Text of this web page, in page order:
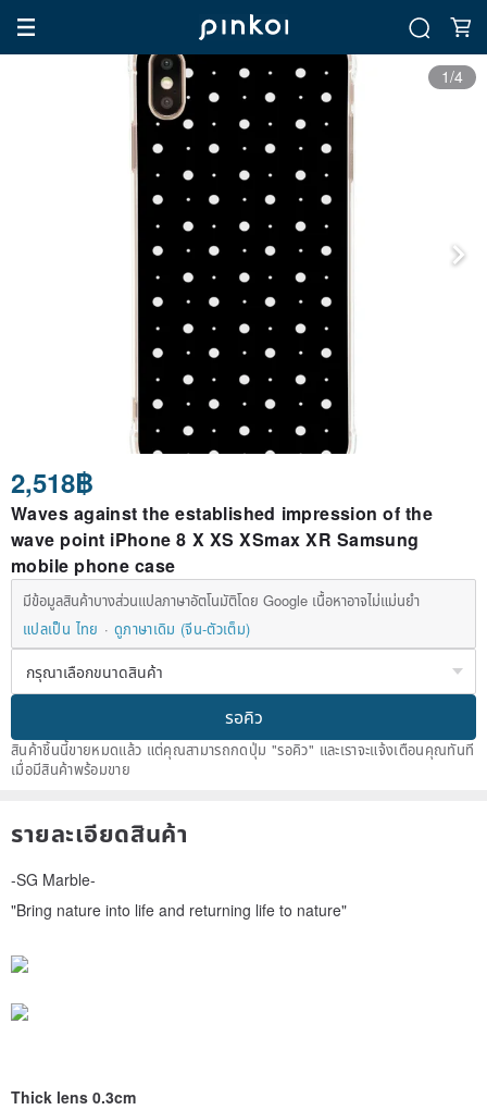
1/4
2,518฿
Waves against the established impression of the
wave point iPhone 8 X XS XSmax XR Samsung
mobile phone case
มีข้อมูลสินค้าบางส่วนแปลภาษาอัตโนมัติโดย Google เนื้อหาอาจไม่แม่นยำ
แปลเป็น ไทย
ดูภาษาเดิม (จีน-ตัวเต็ม)
รอคิว
สินค้าชิ้นนี้ขายหมดแล้ว แต่คุณสามารถกดปุ่ม "รอคิว" และเราจะแจ้งเตือนคุณทันที
เมื่อมีสินค้าพร้อมขาย
รายละเอียดสินค้า
-SG Marble-
"Bring nature into life and returning life to nature"
Thick lens 0.3cm